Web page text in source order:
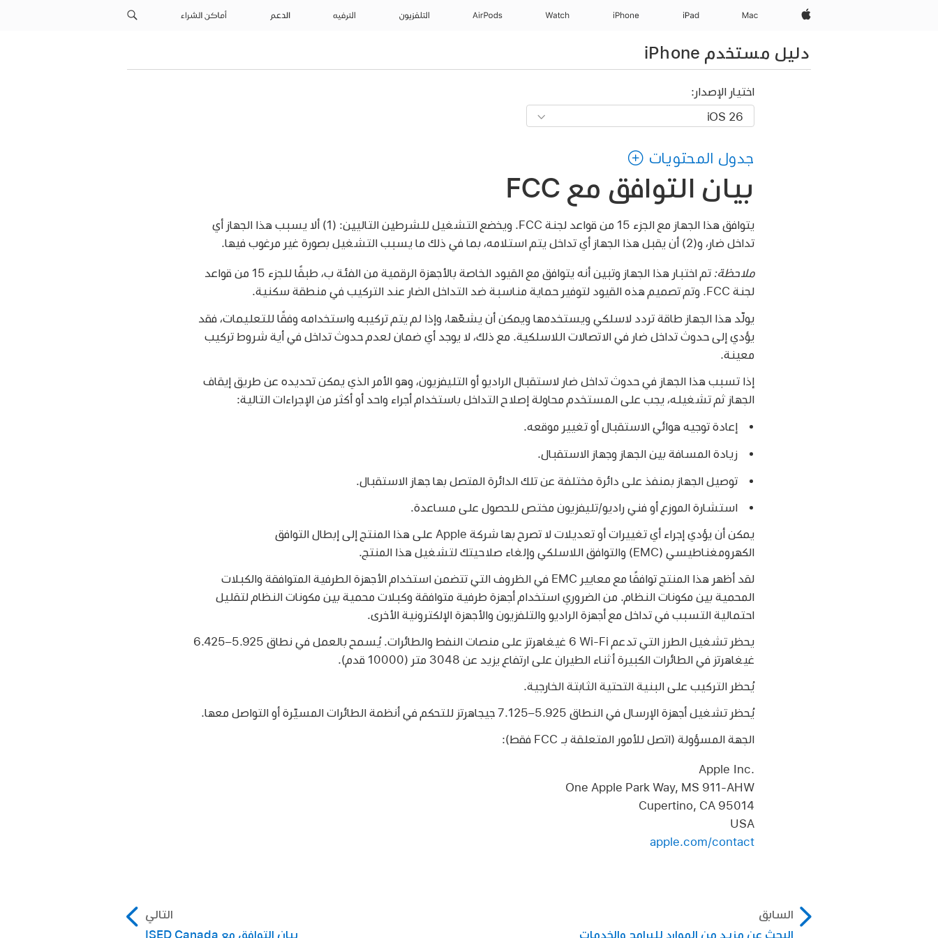
Apple‏
Mac
iPad‏
iPhone
Watch
AirPods التلفزيون الترفيه الدعم أماكن الشراء
دليل مستخدم iPhone
اختيار الإصدار:
جدول المحتويات
بيان التوافق مع FCC
يتوافق هذا الجهاز مع الجزء 15 من قواعد لجنة FCC. ويخضع التشغيل للشرطين التاليين: (1) ألا يسبب هذا الجهاز أي
تداخل ضار، و(2) أن يقبل هذا الجهاز أي تداخل يتم استلامه، بما في ذلك ما يسبب التشغيل بصورة غير مرغوب فيها.
ملاحظة:
تم اختبار هذا الجهاز وتبين أنه يتوافق مع القيود الخاصة بالأجهزة الرقمية من الفئة ب، طبقًا للجزء 15 من قواعد
لجنة FCC. وتم تصميم هذه القيود لتوفير حماية مناسبة ضد التداخل الضار عند التركيب في منطقة سكنية.
يولّد هذا الجهاز طاقة تردد لاسلكي ويستخدمها ويمكن أن يشعّها، وإذا لم يتم تركيبه واستخدامه وفقًا للتعليمات، فقد
يؤدي إلى حدوث تداخل ضار في الاتصالات اللاسلكية. مع ذلك، لا يوجد أي ضمان لعدم حدوث تداخل في أية شروط تركيب
معينة.
إذا تسبب هذا الجهاز في حدوث تداخل ضار لاستقبال الراديو أو التليفزيون، وهو الأمر الذي يمكن تحديده عن طريق إيقاف
الجهاز ثم تشغيله، يجب على المستخدم محاولة إصلاح التداخل باستخدام أجراء واحد أو أكثر من الإجراءات التالية:
إعادة توجيه هوائي الاستقبال أو تغيير موقعه.
زيادة المسافة بين الجهاز وجهاز الاستقبال.
توصيل الجهاز بمنفذ على دائرة مختلفة عن تلك الدائرة المتصل بها جهاز الاستقبال.
استشارة الموزع أو فني راديو/تليفزيون مختص للحصول على مساعدة.
يمكن أن يؤدي إجراء أي تغييرات أو تعديلات لا تصرح بها شركة Apple على هذا المنتج إلى إبطال التوافق
الكهرومغناطيسي (EMC) والتوافق اللاسلكي وإلغاء صلاحيتك لتشغيل هذا المنتج.
لقد أظهر هذا المنتج توافقًا مع معايير EMC في الظروف التي تتضمن استخدام الأجهزة الطرفية المتوافقة والكبلات
المحمية بين مكونات النظام. من الضروري استخدام أجهزة طرفية متوافقة وكبلات محمية بين مكونات النظام لتقليل
احتمالية التسبب في تداخل مع أجهزة الراديو والتلفزيون والأجهزة الإلكترونية الأخرى.
يحظر تشغيل الطرز التي تدعم Wi-Fi ‏6 غيغاهرتز على منصات النفط والطائرات. يُسمح بالعمل في نطاق 5.925–6.425
غيغاهرتز في الطائرات الكبيرة أثناء الطيران على ارتفاع يزيد عن 3048 متر (10000 قدم).
يُحظر التركيب على البنية التحتية الثابتة الخارجية.
يُحظر تشغيل أجهزة الإرسال في النطاق 5.925–7.125 جيجاهرتز للتحكم في أنظمة الطائرات المسيّرة أو التواصل معها.
الجهة المسؤولة (اتصل للأمور المتعلقة بـ FCC فقط):
Apple Inc.‎
One Apple Park Way, MS 911-AHW
Cupertino, CA 95014
USA
apple.com/contact
السابق
البحث عن مزيد من الموارد للبرامج والخدمات
التالي
بيان التوافق مع ISED Canada